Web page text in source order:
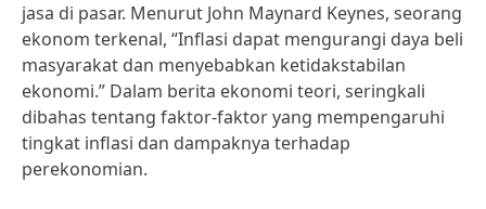
jasa di pasar. Menurut John Maynard Keynes, seorang
ekonom terkenal, “Inflasi dapat mengurangi daya beli
masyarakat dan menyebabkan ketidakstabilan
ekonomi.” Dalam berita ekonomi teori, seringkali
dibahas tentang faktor-faktor yang mempengaruhi
tingkat inflasi dan dampaknya terhadap
perekonomian.